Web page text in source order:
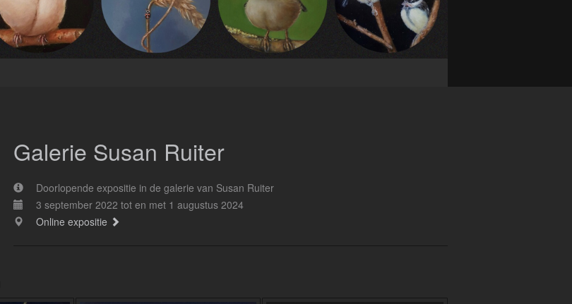
Galerie Susan Ruiter
Doorlopende expositie in de galerie van Susan Ruiter
3 september 2022 tot en met 1 augustus 2024
Online expositie